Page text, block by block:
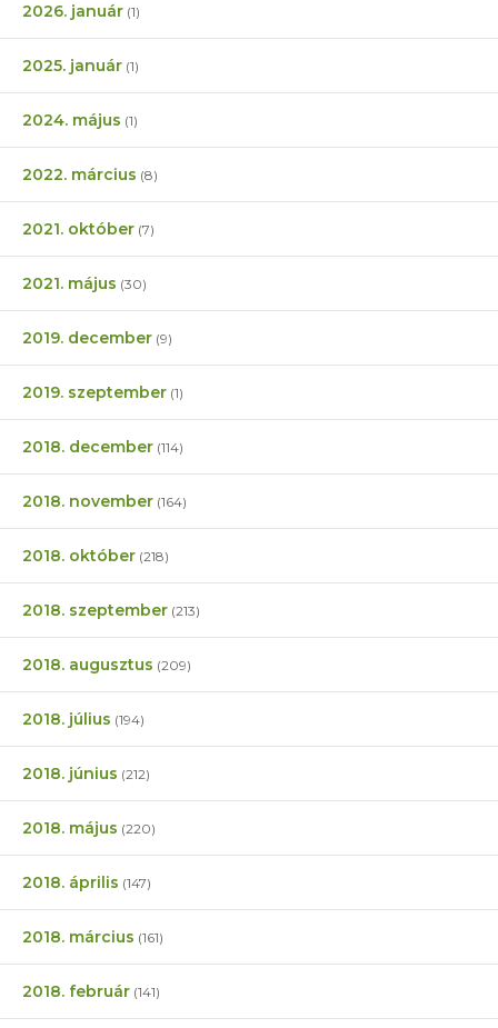
2026. január (1)
2025. január (1)
2024. május (1)
2022. március (8)
2021. október (7)
2021. május (30)
2019. december (9)
2019. szeptember (1)
2018. december (114)
2018. november (164)
2018. október (218)
2018. szeptember (213)
2018. augusztus (209)
2018. július (194)
2018. június (212)
2018. május (220)
2018. április (147)
2018. március (161)
2018. február (141)